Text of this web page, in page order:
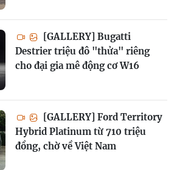
[GALLERY] Bugatti
Destrier triệu đô "thửa" riêng
cho đại gia mê động cơ W16
[GALLERY] Ford Territory
Hybrid Platinum từ 710 triệu
đồng, chờ về Việt Nam